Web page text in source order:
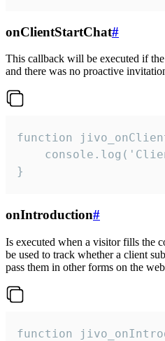
onClientStartChat#
This callback will be executed if
and there was no proactive
function
}
onIntroduction#
Is executed when a visitor fills the
be used to track whether a client
pass them in other forms on the
function